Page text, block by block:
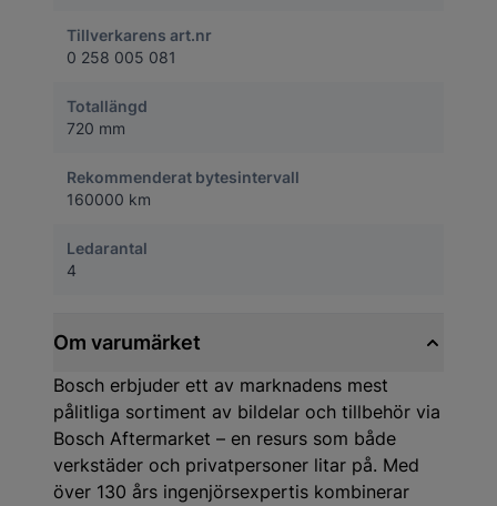
Tillverkarens art.nr
0 258 005 081
Totallängd
720 mm
Rekommenderat bytesintervall
160000 km
Ledarantal
4
Om varumärket
Bosch erbjuder ett av marknadens mest
pålitliga sortiment av bildelar och tillbehör via
Bosch Aftermarket – en resurs som både
verkstäder och privatpersoner litar på. Med
över 130 års ingenjörsexpertis kombinerar